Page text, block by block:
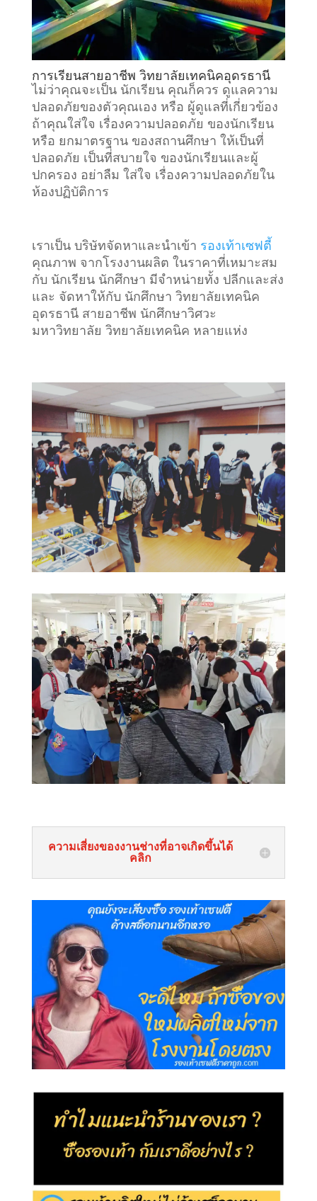
การเรียนสายอาชีพ วิทยาลัยเทคนิคอุดรธานี
ไม่ว่าคุณจะเป็น นักเรียน คุณก็ควร ดูแลความ
ปลอดภัยของตัวคุณเอง หรือ ผู้ดูแลที่เกี่ยวข้อง
ถ้าคุณใส่ใจ เรื่องความปลอดภัย ของนักเรียน
หรือ ยกมาตรฐาน ของสถานศึกษา ให้เป็นที่
ปลอดภัย เป็นที่สบายใจ ของนักเรียนและผู้
ปกครอง อย่าลืม ใส่ใจ เรื่องความปลอดภัยใน
ห้องปฏิบัติการ
เราเป็น บริษัทจัดหาและนำเข้า รองเท้าเซฟตี้
คุณภาพ จากโรงงานผลิต ในราคาที่เหมาะสม
กับ นักเรียน นักศึกษา มีจำหน่ายทั้ง ปลีกและส่ง
และ จัดหาให้กับ นักศึกษา วิทยาลัยเทคนิค
อุดรธานี สายอาชีพ นักศึกษาวิศวะ
มหาวิทยาลัย วิทยาลัยเทคนิค หลายแห่ง
ความเสี่ยงของงานช่างที่อาจเกิดขึ้นได้
คลิก